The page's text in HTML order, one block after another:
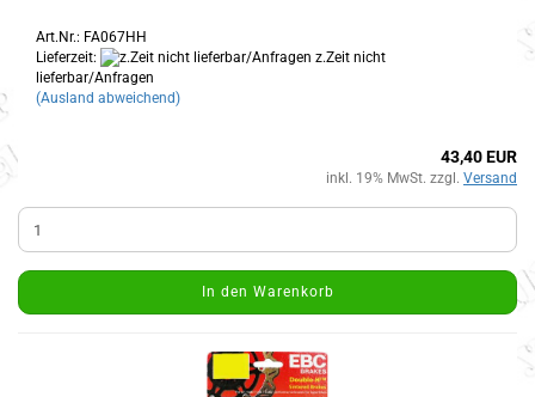
Art.Nr.: FA067HH
Lieferzeit:
z.Zeit nicht
lieferbar/Anfragen
(Ausland abweichend)
43,40 EUR
inkl. 19% MwSt. zzgl. Versand
In den Warenkorb